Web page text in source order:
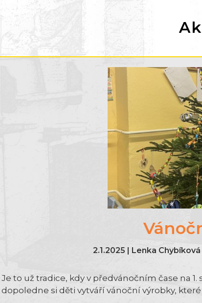
2.1.2025 | Lenka
Je to už tradice, kdy v předvánočním čase na
dopoledne si děti vytváří vánoční výrobky,